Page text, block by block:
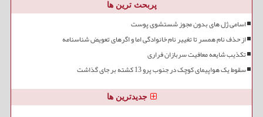
پربحث ترین ها
اسامی ژل های بدون مجوز شستشوی پوست
از حذف نام همسر تا تغییر نام خانوادگی اما و اگرهای تعویض شناسنامه
تکذیب شایعه معافیت سربازان فراری
سقوط یک هواپیمای کوچک در جنوب پرو 13 کشته بر جای گذاشت
جدیدترین ها